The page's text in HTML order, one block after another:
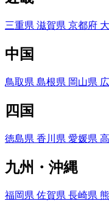
三重県 滋賀県 京都府
中国
鳥取県 島根県 岡山県
四国
徳島県 香川県 愛媛県
九州・沖縄
福岡県 佐賀県 長崎県